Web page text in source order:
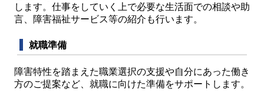
します。仕事をしていく上で必要な生活面での相談や助
言、障害福祉サービス等の紹介も行います。
就職準備
障害特性を踏まえた職業選択の支援や自分にあった働き
方のご提案など、就職に向けた準備をサポートします。